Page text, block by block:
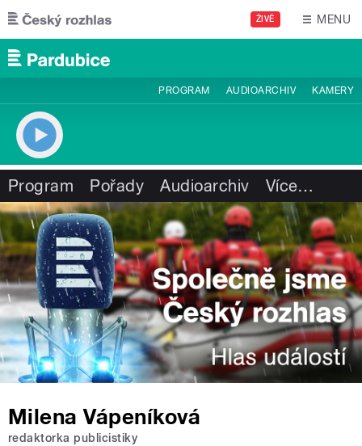
Přejít k hlavnímu obsahu
ŽIVĚ MENU
PROGRAM AUDIOARCHIV KAMERY
Program Pořady Audioarchiv Více…
Milena Vápeníková
redaktorka publicistiky